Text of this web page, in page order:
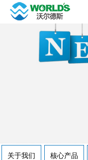
关于我们 核心产品